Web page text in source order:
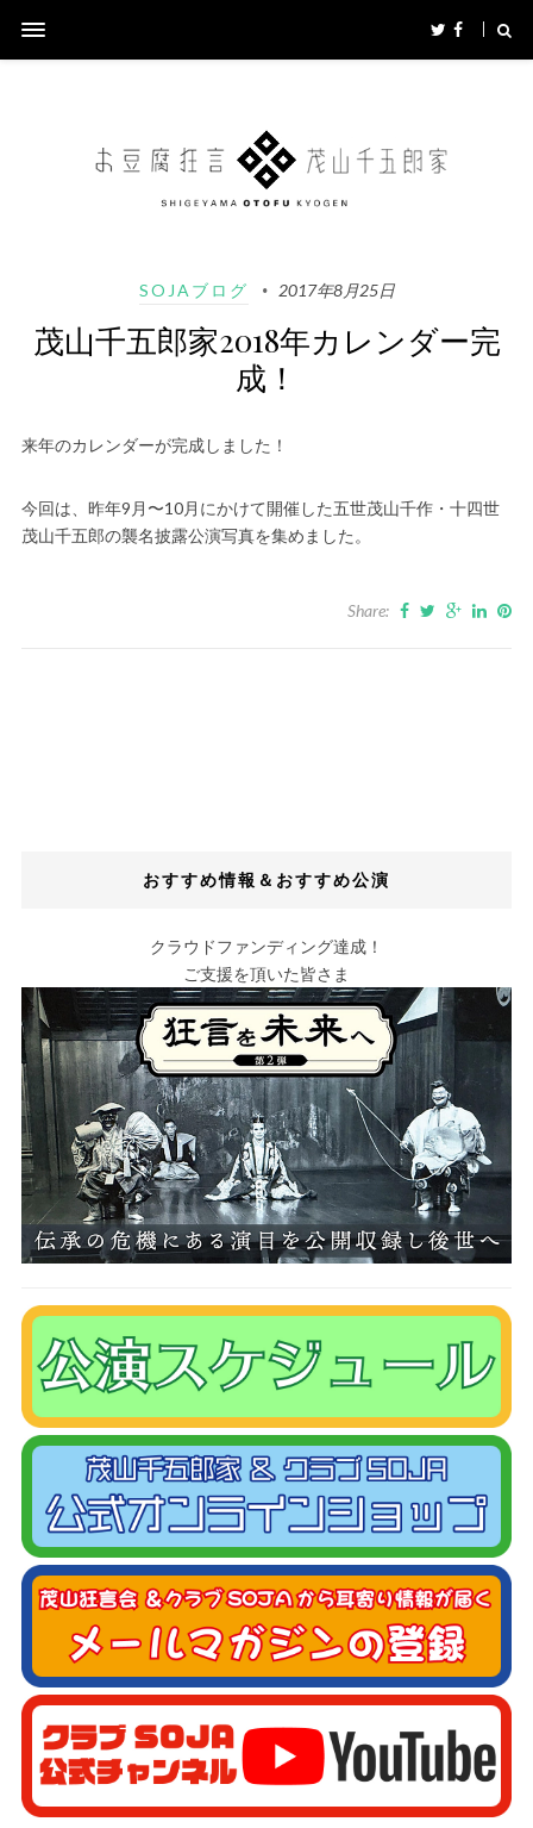
SOJAブログ 2017年8月25日
茂山千五郎家2018年カレンダー完
成！
来年のカレンダーが完成しました！
今回は、昨年9月〜10月にかけて開催した五世茂山千作・十四世
茂山千五郎の襲名披露公演写真を集めました。
Share:
おすすめ情報＆おすすめ公演
クラウドファンディング達成！
ご支援を頂いた皆さま